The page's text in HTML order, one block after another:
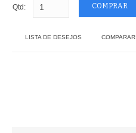
Qtd:
LISTA DE DESEJOS COMPARAR